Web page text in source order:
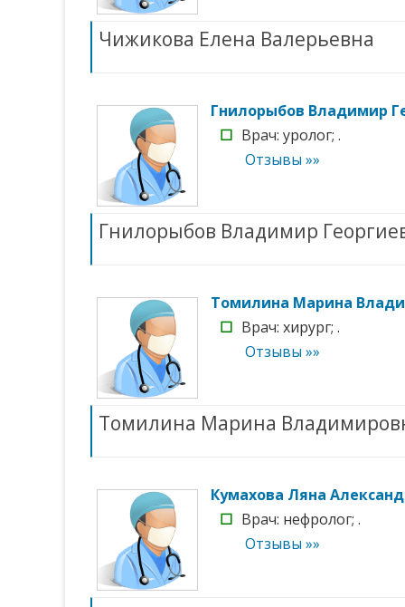
Чижикова Елена Валерьевна
Гнилорыбов Владимир
☐ Врач: уролог; .
Отзывы »»
Гнилорыбов Владимир
Томилина Марина
☐ Врач: хирург; .
Отзывы »»
Томилина Марина
Кумахова Ляна
☐ Врач: нефролог; .
Отзывы »»